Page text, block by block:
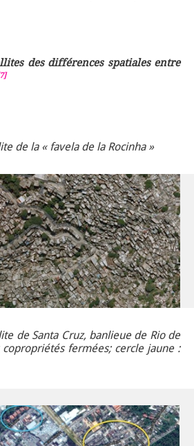
des différences spatiales entre
de la « favela de la Rocinha »
de Santa Cruz, banlieue de Rio de
copropriétés fermées; cercle jaune :